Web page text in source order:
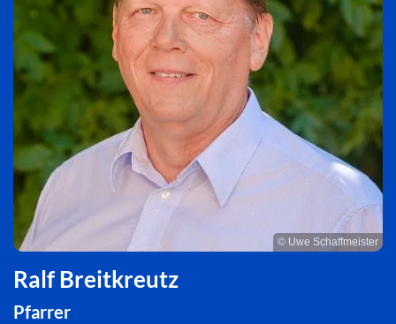
© Uwe Schaffmeister
Ralf Breitkreutz
Pfarrer